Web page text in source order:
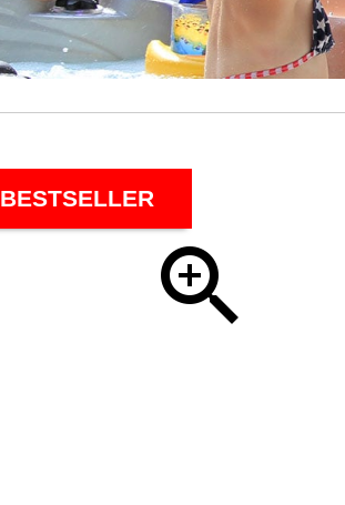
BESTSELLER